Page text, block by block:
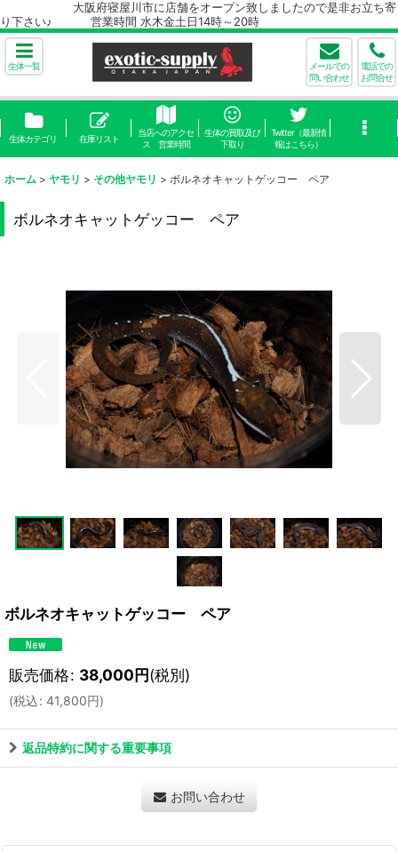
大阪府寝屋川市に店舗をオープン致しましたので是非お立ち寄
り下さい♪ 営業時間 水木金土日14時～20時
生体一覧
メールでの
問い合わせ
電話での
お問合せ
生体カテゴリ 在庫リスト
当店へのアクセ
ス 営業時間
生体の買取及び
下取り
Twitter（最新情
報はこちら）
ホーム > ヤモリ > その他ヤモリ > ボルネオキャットゲッコー ペア
ボルネオキャットゲッコー ペア
ボルネオキャットゲッコー ペア
販売価格: 38,000円(税別)
(税込: 41,800円)
返品特約に関する重要事項
お問い合わせ